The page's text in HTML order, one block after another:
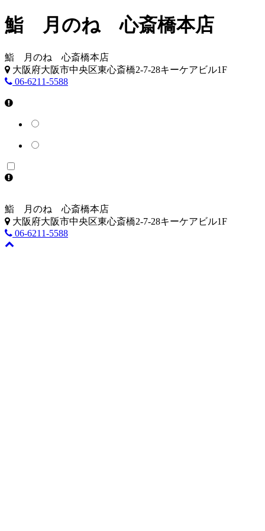
鮨 月のね 心斎橋本店
鮨 月のね 心斎橋本店
大阪府大阪市中央区東心斎橋2-7-28キーケアビル1F
06-6211-5588
鮨 月のね 心斎橋本店
大阪府大阪市中央区東心斎橋2-7-28キーケアビル1F
06-6211-5588